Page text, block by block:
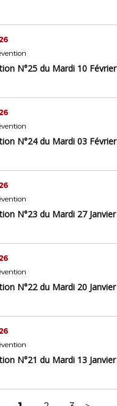
N°25 du Mardi 10 Février
N°24 du Mardi 03 Février
N°23 du Mardi 27 Janvier
N°22 du Mardi 20 Janvier
N°21 du Mardi 13 Janvier